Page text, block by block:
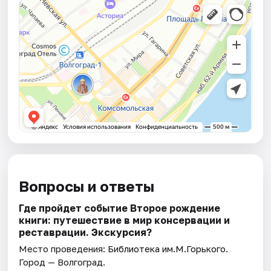
Вопросы и ответы
Где пройдет событие Второе рождение
книги: путешествие в мир консервации и
реставрации. Экскурсия?
Место проведения: Библиотека им.М.Горького.
Город — Волгоград.